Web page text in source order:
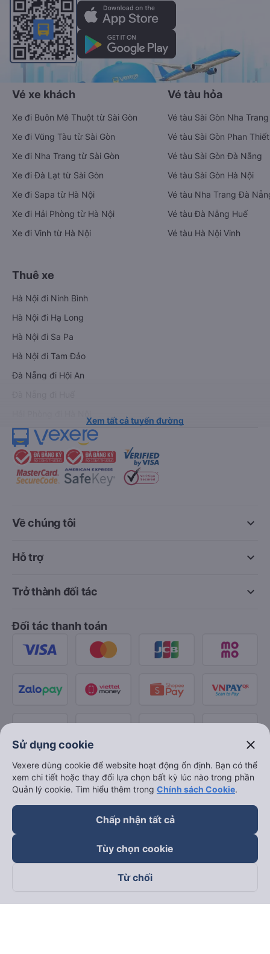
Vé xe khách
Xe đi Buôn Mê Thuột từ Sài Gòn
Xe đi Vũng Tàu từ Sài Gòn
Xe đi Nha Trang từ Sài Gòn
Xe đi Đà Lạt từ Sài Gòn
Xe đi Sapa từ Hà Nội
Xe đi Hải Phòng từ Hà Nội
Xe đi Vinh từ Hà Nội
Vé tàu hỏa
Vé tàu Sài Gòn Nha Trang
Vé tàu Sài Gòn Phan Thiết
Vé tàu Sài Gòn Đà Nẵng
Vé tàu Sài Gòn Hà Nội
Vé tàu Nha Trang Đà
Vé tàu Đà Nẵng Huế
Vé tàu Hà Nội Vinh
Thuê xe
Hà Nội đi Ninh Bình
Hà Nội đi Hạ Long
Hà Nội đi Sa Pa
Hà Nội đi Tam Đảo
Đà Nẵng đi Hội An
Xem tất cả tuyến đường
keyboard_arrow_down
Về chúng tôi
keyboard_arrow_down
Hỗ trợ
keyboard_arrow_down
Trở thành đối tác
Đối tác thanh toán
Theo dõi chúng tôi trên
Sử dụng cookie close
Vexere dùng cookie để website hoạt động ổn định. Bạn có thể
xem chi tiết hoặc thay đổi lựa chọn bất kỳ lúc nào trong phần
Quản lý cookie. Tìm hiểu thêm trong Chính sách Cookie.
Chấp nhận tất cả
Tùy chọn cookie
Từ chối